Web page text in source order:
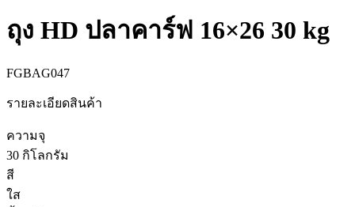
ถุง HD ปลาคาร์ฟ 16×26 30 kg
FGBAG047
รายละเอียดสินค้า
ความจุ
30 กิโลกรัม
สี
ใส